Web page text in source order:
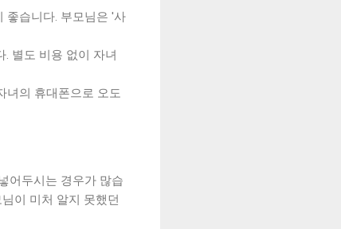
좋습니다. 부모님은 '사
. 별도 비용 없이 자녀
녀의 휴대폰으로 오도
어두시는 경우가 많습
이 미처 알지 못했던